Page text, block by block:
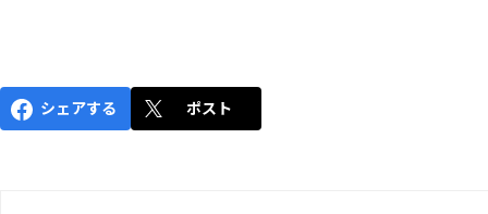
シェアする ポスト